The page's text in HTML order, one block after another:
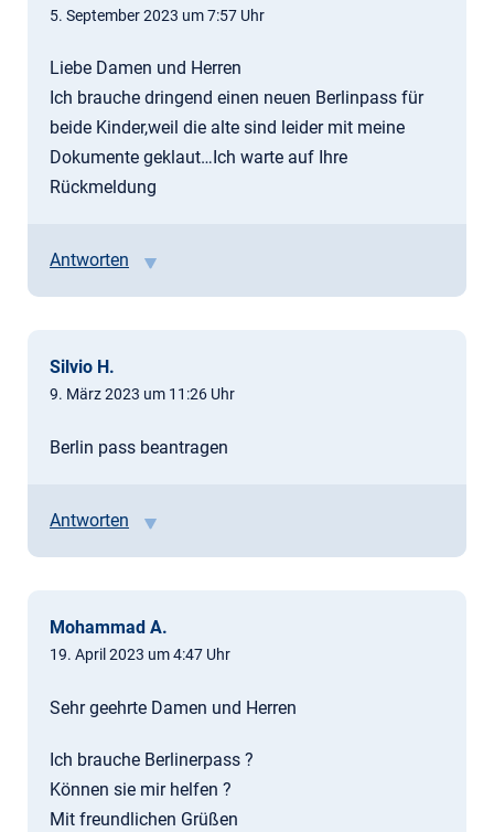
5. September 2023 um 7:57 Uhr
Liebe Damen und Herren
Ich brauche dringend einen neuen Berlinpass für
beide Kinder,weil die alte sind leider mit meine
Dokumente geklaut…Ich warte auf Ihre
Rückmeldung
Antworten
Silvio H.
9. März 2023 um 11:26 Uhr
Berlin pass beantragen
Antworten
Mohammad A.
19. April 2023 um 4:47 Uhr
Sehr geehrte Damen und Herren
Ich brauche Berlinerpass ?
Können sie mir helfen ?
Mit freundlichen Grüßen